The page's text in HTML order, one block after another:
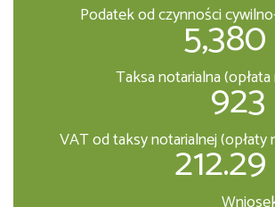
Podatek od czynności
Taksa notarialna
VAT od taksy notarialnej (opłaty